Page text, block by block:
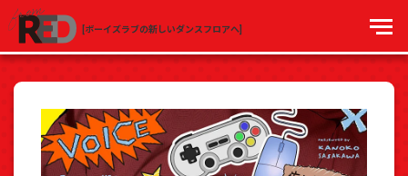
[ボーイズラブの新しいダンスフロアへ]